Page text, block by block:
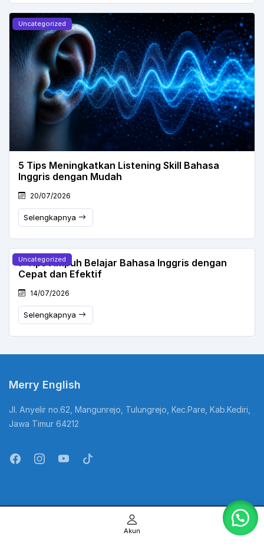
Uncategorized
5 Tips Meningkatkan Listening Skill Bahasa
Inggris dengan Mudah
20/07/2026
Selengkapnya
Uncategorized
7 Tips Ampuh Belajar Bahasa Inggris dengan
Cepat dan Efektif
14/07/2026
Selengkapnya
Merry English
Jl. Anyelir no.62, Mangunrejo, Tulungrejo, Kec.Pare, Kab.Kediri,
Jawa Timur 64212
@Copyright Kampung Inggris. All Rights Reserved
Akun